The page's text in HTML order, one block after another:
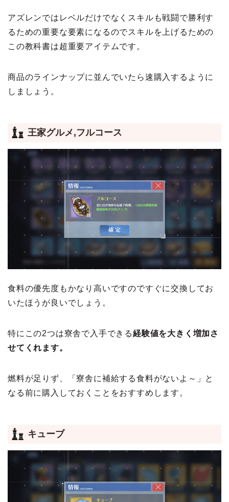
アズレンではレベルだけでなくスキルも戦闘で勝利す
るための重要な要素になるのでスキルを上げるための
この教科書は超重要アイテムです。
商品のラインナップに並んでいたら速購入するように
しましょう。
王家グルメ,フルコース
食料の優先度もかなり高いですのですぐに交換してお
いたほうが良いでしょう。
特にこの2つは寮舎で入手できる経験値を大きく増加さ
せてくれます。
燃料が足りず、「寮舎に補給する食料がないよ～」と
なる前に購入しておくことをおすすめします。
キューブ